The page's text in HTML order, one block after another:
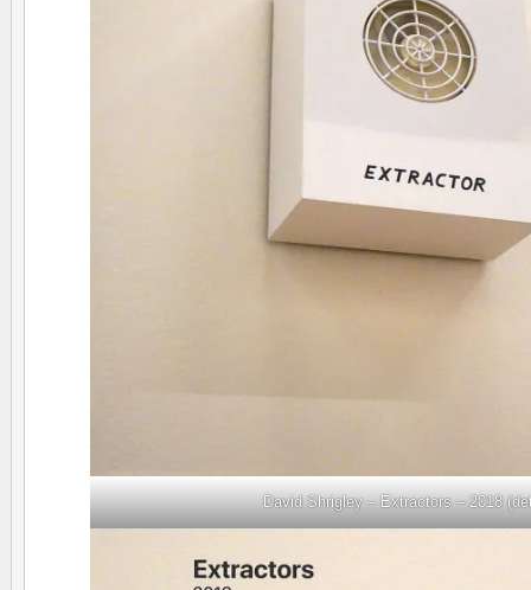
David Shrigley – Extractors – 2018